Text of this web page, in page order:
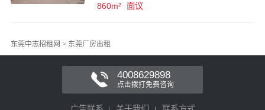
860m² 面议
东莞中志招租网 > 东莞厂房出租
4008629898
点击拨打免费咨询